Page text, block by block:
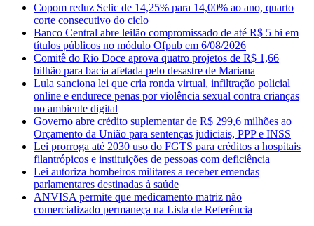
Copom reduz Selic de 14,25% para 14,00% ao ano, quarto
corte consecutivo do ciclo
Banco Central abre leilão compromissado de até R$ 5 bi em
títulos públicos no módulo Ofpub em 6/08/2026
Comitê do Rio Doce aprova quatro projetos de R$ 1,66
bilhão para bacia afetada pelo desastre de Mariana
Lula sanciona lei que cria ronda virtual, infiltração policial
online e endurece penas por violência sexual contra crianças
no ambiente digital
Governo abre crédito suplementar de R$ 299,6 milhões ao
Orçamento da União para sentenças judiciais, PPP e INSS
Lei prorroga até 2030 uso do FGTS para créditos a hospitais
filantrópicos e instituições de pessoas com deficiência
Lei autoriza bombeiros militares a receber emendas
parlamentares destinadas à saúde
ANVISA permite que medicamento matriz não
comercializado permaneça na Lista de Referência